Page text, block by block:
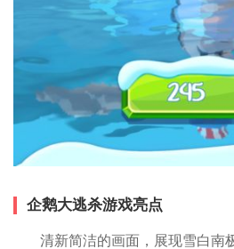
企鹅大逃杀游戏亮点
清新简洁的画面，展现雪白南